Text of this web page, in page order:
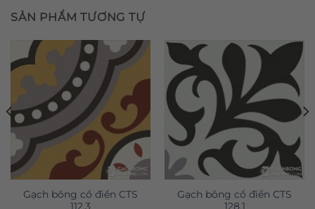
SẢN PHẨM TƯƠNG TỰ
Gạch bông cổ điển CTS
112.3
Gạch bông cổ điển CTS
128.1